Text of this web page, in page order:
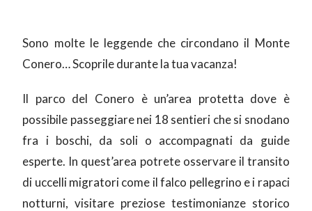
Sono molte le leggende che circondano il Monte
Conero… Scoprile durante la tua vacanza!
Il parco del Conero è un’area protetta dove è
possibile passeggiare nei 18 sentieri che si snodano
fra i boschi, da soli o accompagnati da guide
esperte. In quest’area potrete osservare il transito
di uccelli migratori come il falco pellegrino e i rapaci
notturni, visitare preziose testimonianze storico